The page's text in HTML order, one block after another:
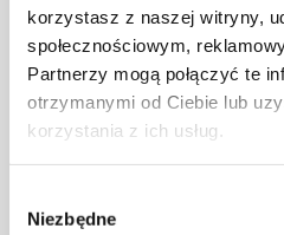
korzystasz z naszej witryny,
społecznościowym,
Partnerzy mogą połączyć te
otrzymanymi od Ciebie lub
korzystania z ich usług.
zgody
Niezbędne